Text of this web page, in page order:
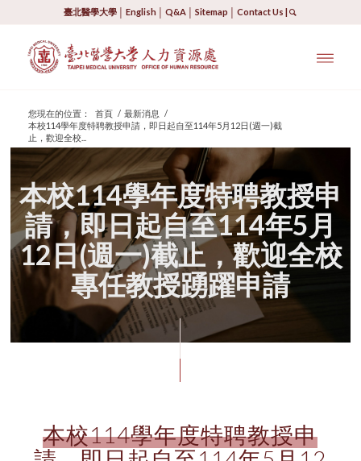
臺北醫學大學 │English │Q&A │Sitemap │Contact Us |
您現在的位置： 首頁 / 最新消息
/
本校114學年度特聘教授申請，即日起自至114年5月12日(週一)截
止，歡迎全校...
本校114學年度特聘教授申
請，即日起自至114年5月
12日(週一)截止，歡迎全校
專任教授踴躍申請
本校114學年度特聘教授申